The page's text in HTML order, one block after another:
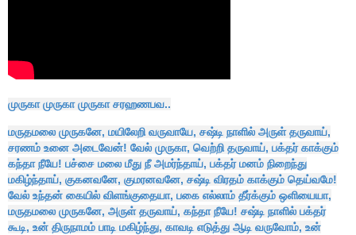
முருகா முருகா முருகா சரஹணபவ..
மருதமலை முருகனே, மயிலேறி வருவாயே, சஷ்டி நாளில் அருள் தருவாய்,
சரணம் உனை அடைவேன்! வேல் முருகா, வெற்றி தருவாய், பக்தர் காக்கும்
கந்தா நீயே! பச்சை மலை மீது நீ அமர்ந்தாய், பக்தர் மனம் நிறைந்து
மகிழ்ந்தாய், குகனவனே, குமரனவனே, சஷ்டி விரதம் காக்கும் தெய்வமே!
வேல் உந்தன் கையில் விளங்குதையா, பகை எல்லாம் தீர்க்கும் ஒளியையா,
மருதமலை முருகனே, அருள் தருவாய், கந்தா நீயே! சஷ்டி நாளில் பக்தர்
கூடி, உன் திருநாமம் பாடி மகிழ்ந்து, காவடி எடுத்து ஆடி வருவோம், உன்